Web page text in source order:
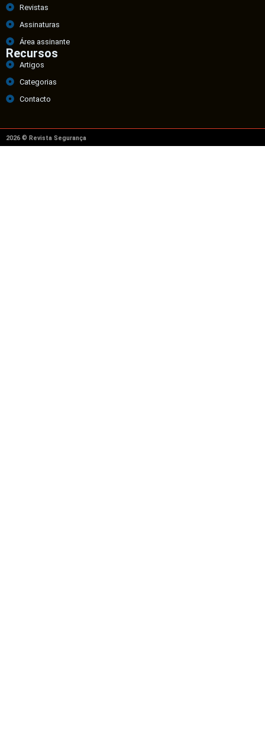
Revistas
Assinaturas
Área assinante
Recursos
Artigos
Categorias
Contacto
2026 © Revista Segurança